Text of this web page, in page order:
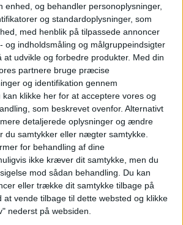
enhed, og behandler personoplysninger,
og standardoplysninger, som
med henblik på tilpassede annoncer
og indholdsmåling og målgruppeindsigter
at udvikle og forbedre produkter. Med din
partnere bruge præcise
og identifikation gennem
klikke her for at acceptere vores og
som beskrevet ovenfor. Alternativt
detaljerede oplysninger og ændre
du samtykker eller nægter samtykke.
for behandling af dine
ikke kræver dit samtykke, men du
mod sådan behandling.
Du kan
eller trække dit samtykke tilbage på
at vende tilbage til dette websted og klikke
nederst på websiden.
har booket et all-inclusive
meget mad og drikke, vil
være større, end hvis du
lidt enklere hotel.
en realitet, insisterer Clase
stadig vil være masser af
der har åbent.
og barer drives af
selv arbejder der, og de vil